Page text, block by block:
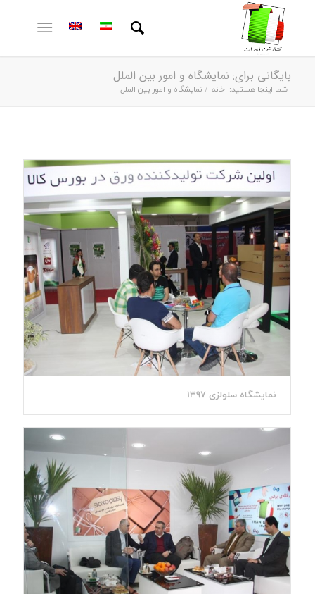
بایگانی برای: نمایشگاه و امور بین الملل
شما اینجا هستید: خانه / نمایشگاه و امور بین الملل
نمایشگاه سلولزی 1397